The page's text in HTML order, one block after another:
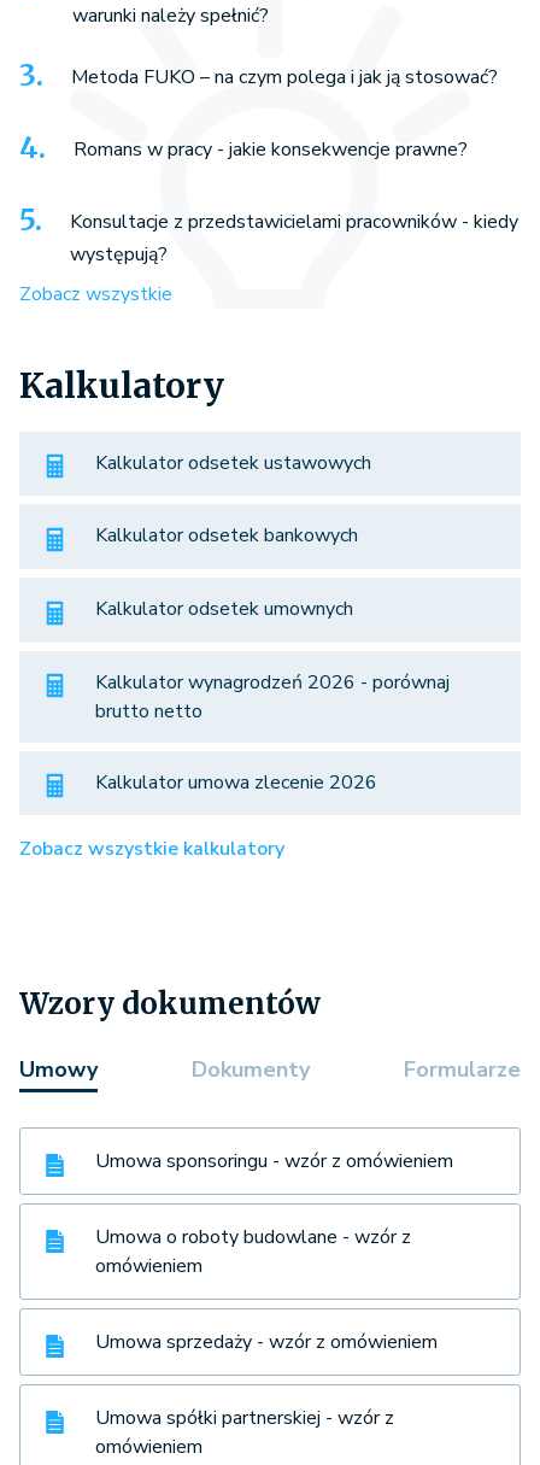
warunki należy spełnić?
Metoda FUKO – na czym polega i jak ją stosować?
Romans w pracy - jakie konsekwencje prawne?
Konsultacje z przedstawicielami pracowników - kiedy
występują?
Zobacz wszystkie
Kalkulatory
Kalkulator odsetek ustawowych
Kalkulator odsetek bankowych
Kalkulator odsetek umownych
Kalkulator wynagrodzeń 2026 - porównaj
brutto netto
Kalkulator umowa zlecenie 2026
Zobacz wszystkie kalkulatory
Wzory dokumentów
Umowy Dokumenty Formularze
Umowa sponsoringu - wzór z omówieniem
Umowa o roboty budowlane - wzór z
omówieniem
Umowa sprzedaży - wzór z omówieniem
Umowa spółki partnerskiej - wzór z
omówieniem